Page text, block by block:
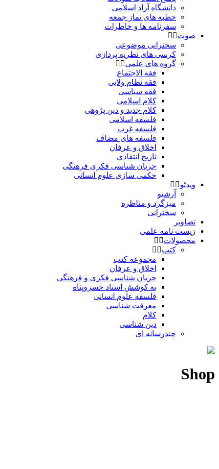
دانشگاه آزاد اسلامی
خطبه های نماز جمعه
سفرنامه ها و خاطرات
صوت
سخنرانی موضوعی
کرسی های نظریه پردازی
گروه های علمی
فقه الاجتماع
فقه نظام ولایی
فقه سیاسی
کلام اسلامی
کلام جدید و دین پژوهی
فلسفه اسلامی
فلسفه غرب
فلسفه های مضاف
اخلاق و عرفان
تاریخ انتقادی
جریان شناسی فکری فرهنگی
حکمی سازی علوم انسانی
ویدئو
آرشیو
میزگرد و مناظره
سخنرانی
تصاویر
زیست نامه علمی
محصولات
کتب
مجموعه کتب
اخلاق و عرفان
جریان شناسی فکری و فرهنگی
به کوشش استاد خسروپناه
فلسفه علوم انسانی
معرفت شناسی
کلام
دین شناسی
چندرسانه ای
Shop